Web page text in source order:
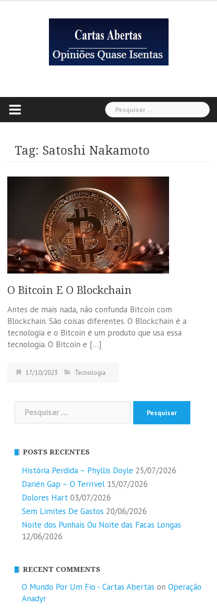
Pesquisar
por:
Tag: Satoshi Nakamoto
O Bitcoin E O Blockchain
Antes de mais nada, não confunda Bitcoin com
Blockchain. São coisas diferentes. O Blockchain é a
tecnologia e o Bitcoin é um produto que usa essa
tecnologia. O Bitcoin e […]
17/10/2023 Tecnologia
Pesquisar
por:
POSTS RECENTES
História Perdida – Phyllis Doyle 25/07/2026
Darién Gap – O Terrível 15/07/2026
Dolores Hart 03/07/2026
Sem Limites De Gastos 20/06/2026
Noite dos Punhais Ou Noite das Facas Longas
12/06/2026
RECENT COMMENTS
O Mundo Por Um Fio - Cartas Abertas on Operação
Anadyr